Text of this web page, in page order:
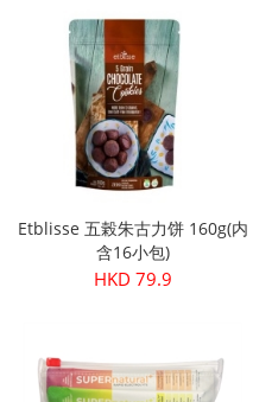
Etblisse 五榖朱古力饼 160g(内
含16小包)
HKD 79.9